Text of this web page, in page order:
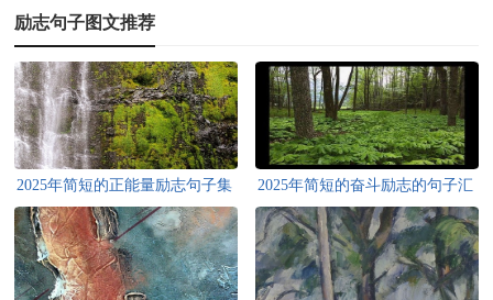
励志句子图文推荐
2025年简短的正能量励志句子集
合38条
2025年简短的奋斗励志的句子汇
总75句